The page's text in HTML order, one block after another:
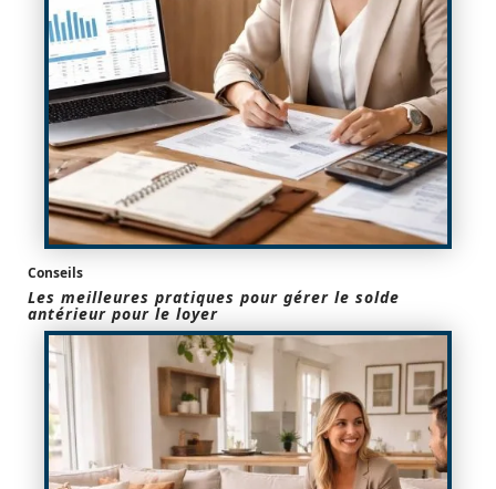
Conseils
Les meilleures pratiques pour gérer le solde
antérieur pour le loyer